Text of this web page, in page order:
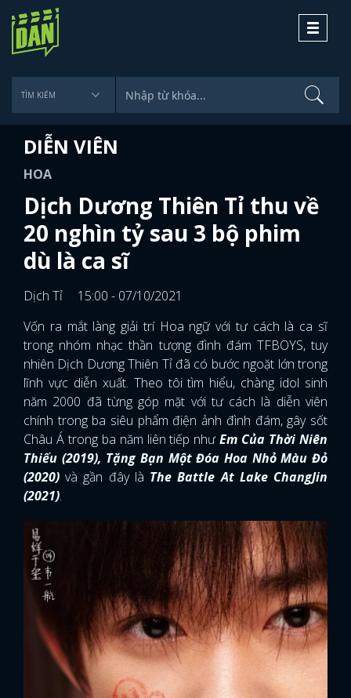
Toggle
DIỄN VIÊN
HOA
Dịch Dương Thiên Tỉ thu về
20 nghìn tỷ sau 3 bộ phim
dù là ca sĩ
Dịch Tỉ
15:00 - 07/10/2021
Vốn ra mắt làng giải trí Hoa ngữ với tư cách là ca sĩ
trong nhóm nhạc thần tượng đình đám TFBOYS, tuy
nhiên Dịch Dương Thiên Tỉ đã có bước ngoặt lớn trong
lĩnh vực diễn xuất. Theo tôi tìm hiểu, chàng idol sinh
năm 2000 đã từng góp mặt với tư cách là diễn viên
chính trong ba siêu phẩm điện ảnh đình đám, gây sốt
Châu Á trong ba năm liên tiếp nhưEm Của Thời Niên
Thiếu (2019), Tặng Bạn Một Đóa Hoa Nhỏ Màu Đỏ
(2020)và gần đây là The Battle At Lake ChangJin
(2021).